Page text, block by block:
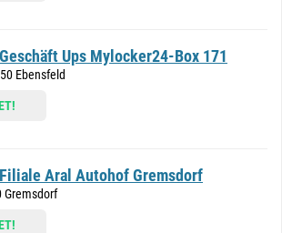
Ups Mylocker24-Box 171
Ebensfeld
Aral Autohof Gremsdorf
Gremsdorf